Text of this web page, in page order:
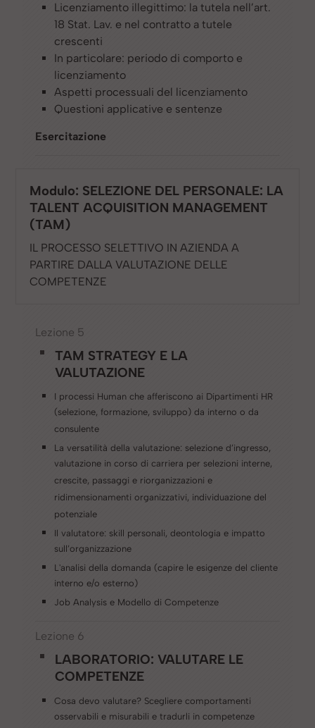
Licenziamento illegittimo: la tutela nell’art.
18 Stat. Lav. e nel contratto a tutele
crescenti
In particolare: periodo di comporto e
licenziamento
Aspetti processuali del licenziamento
Questioni applicative e sentenze
Esercitazione
Modulo: SELEZIONE DEL PERSONALE: LA
TALENT ACQUISITION MANAGEMENT
(TAM)
IL PROCESSO SELETTIVO IN AZIENDA A
PARTIRE DALLA VALUTAZIONE DELLE
COMPETENZE
Lezione 5
TAM STRATEGY E LA
VALUTAZIONE
I processi Human che afferiscono ai Dipartimenti HR
(selezione, formazione, sviluppo) da interno o da
consulente
La versatilità della valutazione: selezione d’ingresso,
valutazione in corso di carriera per selezioni interne,
crescite, passaggi e riorganizzazioni e
ridimensionamenti organizzativi, individuazione del
potenziale
Il valutatore: skill personali, deontologia e impatto
sull’organizzazione
L'analisi della domanda (capire le esigenze del cliente
interno e/o esterno)
Job Analysis e Modello di Competenze
Lezione 6
LABORATORIO: VALUTARE LE
COMPETENZE
Cosa devo valutare? Scegliere comportamenti
osservabili e misurabili e tradurli in competenze